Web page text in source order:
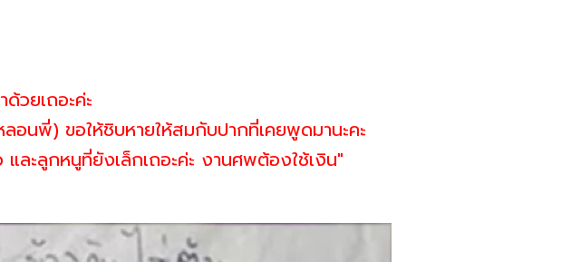
วยเถอะค่ะ
นพี่) ขอให้ชิบหายให้สมกับปากที่เคยพูดมานะคะ
ะลูกหนูที่ยังเล็กเถอะค่ะ งานศพต้องใช้เงิน"